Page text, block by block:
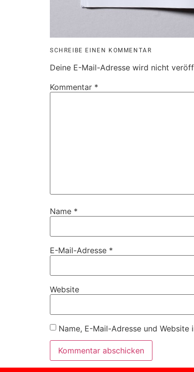
SCHREIBE EINEN KOMMENTAR
Deine E-Mail-Adresse wird nicht
Kommentar *
Name *
E-Mail-Adresse *
Website
Name, E-Mail-Adresse und